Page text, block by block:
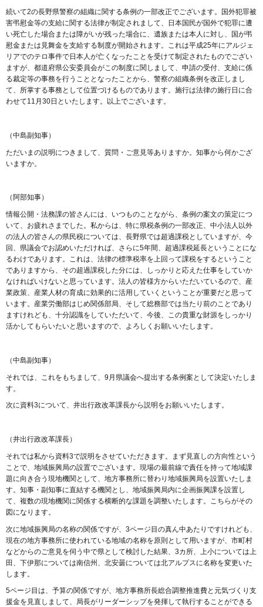
続いて2の長野県警察の組織に関する条例の一部改正でございます。国外犯罪被
害弔慰金等の支給に関する法律が制定されまして、日本国民が国外で犯罪に遭
い死亡した場合または障がいが残った場合に、遺族または本人に対し、国が弔
慰金または見舞金を支給する制度が開始されます。これは平成25年にアルジェ
リアでのテロ事件で日本人が亡くなったことを受けて制定されたものでござい
ますが、都道府県公安委員会がこの制度に関しまして、申請の受付、支給に係
る裁定等の事務を行うこととなったことから、警察の組織条例を改正しまし
て、所掌する事務として位置づけるものであります。施行は法律の施行日に合
わせて11月30日といたします。以上でございます。
（中島副知事）
ただいまの説明につきまして、質問・ご意見等ありますか。知事から何かござ
いますか。
（阿部知事）
情報公開・法務課の皆さんには、いつものことながら、条例の案文の策定につ
いて、お疲れさまでした。私からは、特に県税条例の一部改正、中小法人以外
の法人の皆さんの県民税については、長野県では超過課税としていますが、今
回、県議会でお認めいただければ、さらに5年間、超過課税延長ということにな
るわけであります。これは、法律の標準税率を上回って課税をするということ
でありますから、その超過課税した分には、しっかりと応えた仕事をしていか
なければいけないと思っています。法人の皆様方からいただいているので、産
業政策、産業人材の育成に効果的に活用していくということが重要だと思って
います。産業労働部はじめ関係部局、そして総務部では当たり前のことであり
ますけれども、十分認識をしていただいて、今後、この貴重な財源をしっかり
活かしてもらいたいと思いますので、よろしくお願いいたします。
（中島副知事）
それでは、これをもちまして、9月県議会へ提出する条例案として決定いたしま
す。
次に資料3について、井出行政改革課長から説明をお願いいたします。
（井出行政改革課長）
それでは私から資料3で説明をさせていただきます。まず見直しの方向性という
ことで、地域振興局の設置でございます。現場の最前線で責任を持って地域課
題に向き合う現地機関として、地方事務所に替わり地域振興局を設置いたしま
す。知事・副知事に直結する機関とし、地域振興局内に企画振興課を設置し
て、複数の現地機関に関係する横断的な課題を調整いたします。こちらがその
図になります。
次に地域振興局の名称の関係ですが、3ページ目の真ん中あたりですけれども、
現在の地方事務所に使われている地域の名称を原則として用いますが、市町村
などからのご意見を伺う中で県として検討した結果、3カ所、上小については上
田、下伊那については南信州、北安曇については北アルプスに名称を変更いた
します。
5ページ目は、予算の関係ですが、地方事務所長総合調整推進費と元気づくり支
援金を見直しまして、局長がリーダーシップを発揮して執行することができる